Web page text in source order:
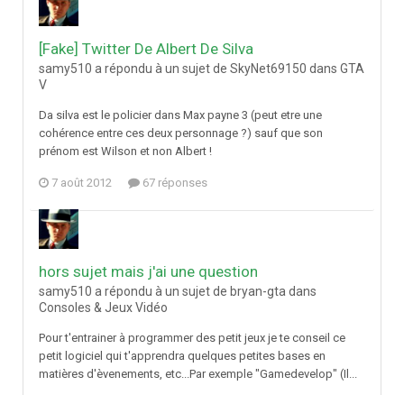
[Fake] Twitter De Albert De Silva
samy510 a répondu à un sujet de SkyNet69150 dans GTA
V
Da silva est le policier dans Max payne 3 (peut etre une
cohérence entre ces deux personnage ?) sauf que son
prénom est Wilson et non Albert !
7 août 2012 67 réponses
hors sujet mais j'ai une question
samy510 a répondu à un sujet de bryan-gta dans
Consoles & Jeux Vidéo
Pour t'entrainer à programmer des petit jeux je te conseil ce
petit logiciel qui t'apprendra quelques petites bases en
matières d'èvenements, etc...Par exemple "Gamedevelop" (Il...